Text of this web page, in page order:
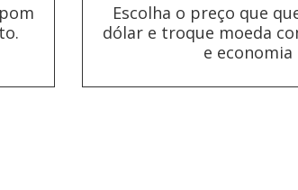
Escolha o preço que
dólar e troque moeda
e economia